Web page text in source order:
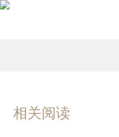
相关阅读